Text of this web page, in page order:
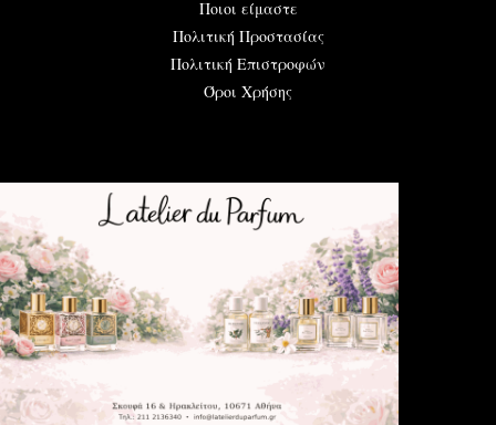
Ποιοι είμαστε
Πολιτική Προστασίας
Πολιτική Επιστροφών
Όροι Χρήσης